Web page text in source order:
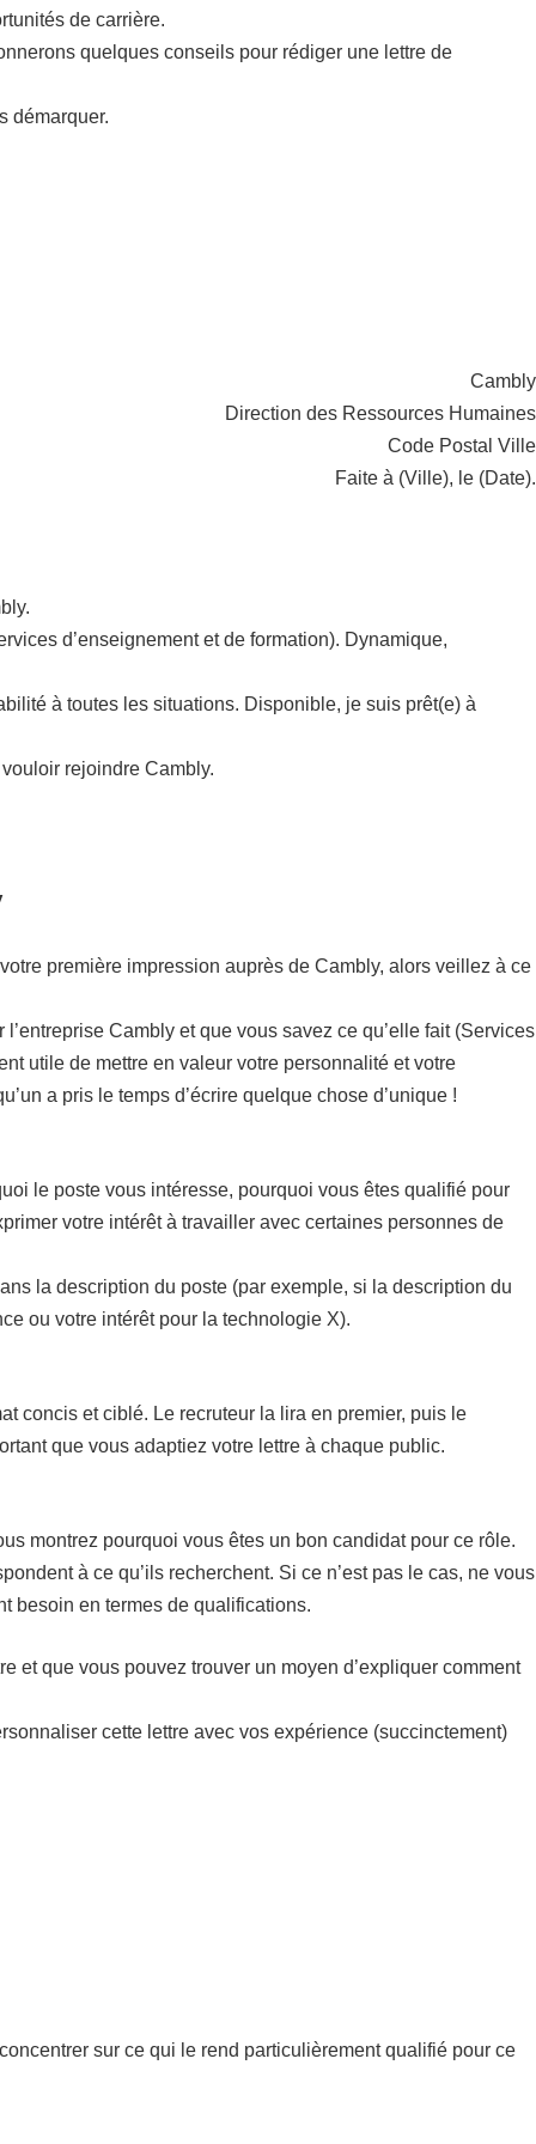
de carrière.
quelques conseils pour rédiger une lettre de
démarquer.
Cambly
Direction des Ressources Humaines
Code Postal Ville
Faite à (Ville), le (Date).
d’enseignement et de formation). Dynamique,
à toutes les situations. Disponible, je suis prêt(e) à
rejoindre Cambly.
première impression auprès de Cambly, alors veillez à ce
Cambly et que vous savez ce qu’elle fait (Services
utile de mettre en valeur votre personnalité et votre
a pris le temps d’écrire quelque chose d’unique !
le poste vous intéresse, pourquoi vous êtes qualifié pour
votre intérêt à travailler avec certaines personnes de
la description du poste (par exemple, si la description du
ou votre intérêt pour la technologie X).
concis et ciblé. Le recruteur la lira en premier, puis le
que vous adaptiez votre lettre à chaque public.
montrez pourquoi vous êtes un bon candidat pour ce rôle.
à ce qu’ils recherchent. Si ce n’est pas le cas, ne vous
besoin en termes de qualifications.
et que vous pouvez trouver un moyen d’expliquer comment
cette lettre avec vos expérience (succinctement)
sur ce qui le rend particulièrement qualifié pour ce